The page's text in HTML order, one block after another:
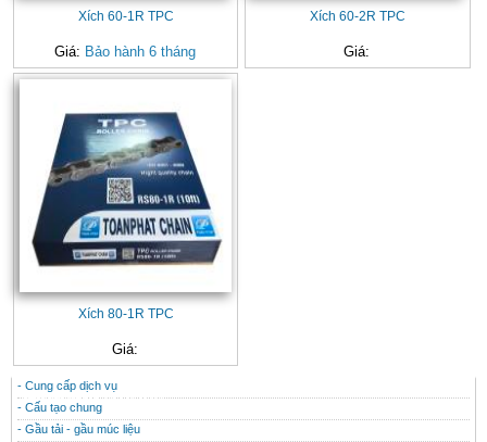
Xích 60-1R TPC
Giá: Bảo hành 6 tháng
Xích 60-2R TPC
Giá:
Xích 80-1R TPC
Giá:
CONTACT
THÔNG TIN HỮU ÍCH
- Cung cấp dịch vụ
- Cấu tạo chung
- Gầu tải - gầu múc liệu